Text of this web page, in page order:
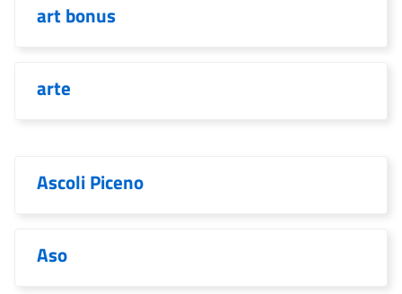
art bonus
arte
Ascoli Piceno
Aso